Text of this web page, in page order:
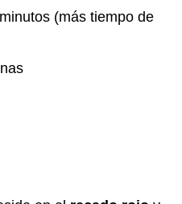
(más tiempo de